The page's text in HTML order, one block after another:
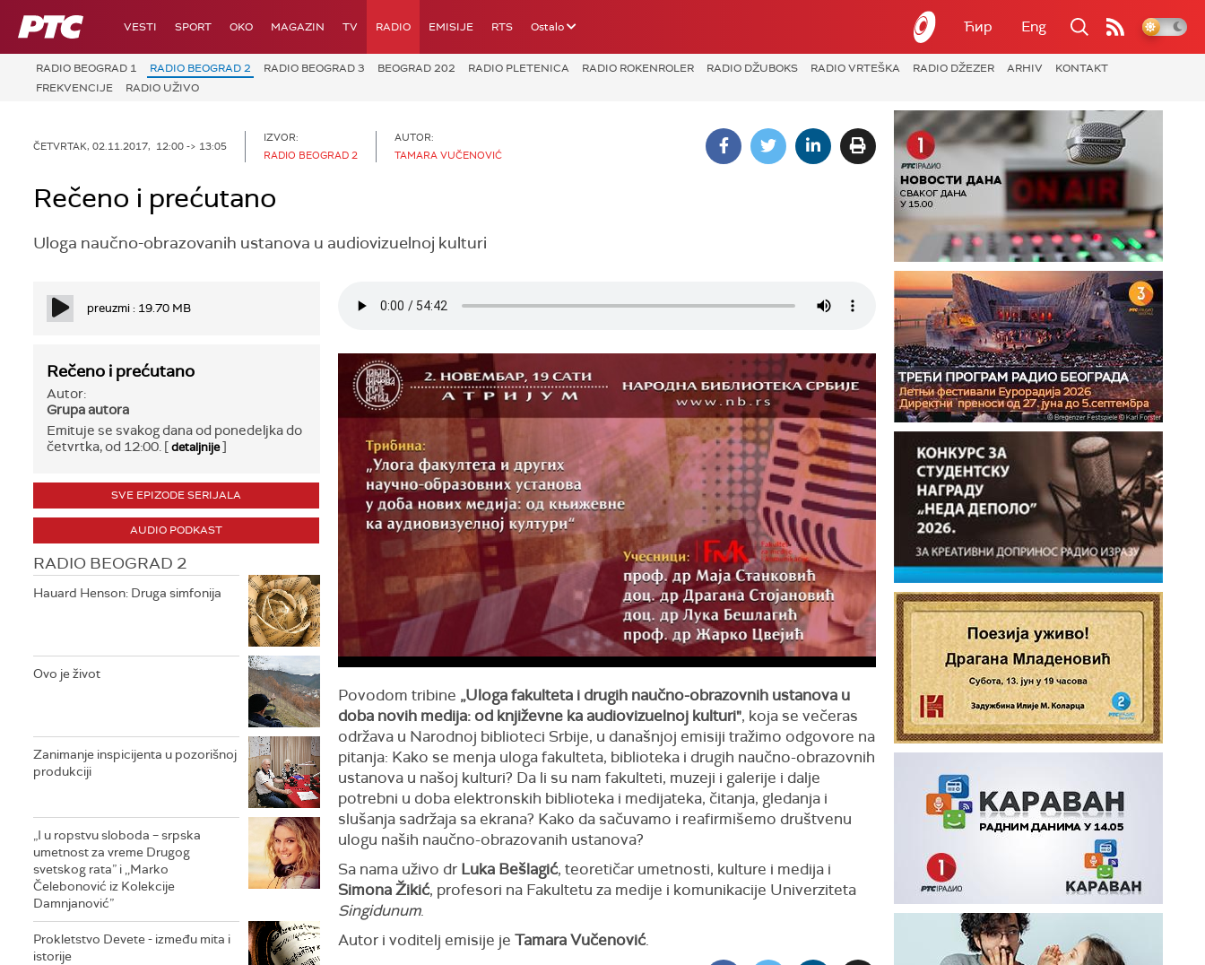
RTS VESTI SPORT OKO MAGAZIN TV RADIO EMISIJE RTS Ostalo Ћир Eng
RADIO BEOGRAD 1 RADIO BEOGRAD 2 RADIO BEOGRAD 3 BEOGRAD 202 RADIO PLETENICA RADIO ROKENROLER RADIO DŽUBOKS RADIO VRTEŠKA RADIO DŽEZER ARHIV
KONTAKT
FREKVENCIJE
RADIO UŽIVO
ČETVRTAK, 02.11.2017, 12:00 -> 13:05
IZVOR:
RADIO BEOGRAD 2
AUTOR:
TAMARA VUČENOVIĆ
Rečeno i prećutano
Uloga naučno-obrazovanih ustanova u audiovizuelnoj kulturi
preuzmi : 19.70 MB
Rečeno i prećutano
Autor:
Grupa autora
Emituje se svakog dana od ponedeljka do
četvrtka, od 12:00. [detaljnije]
SVE EPIZODE SERIJALA
AUDIO PODKAST
RADIO BEOGRAD 2
Hauard Henson: Druga simfonija
Ovo je život
Zanimanje inspicijenta u pozorišnoj
produkciji
„I u ropstvu sloboda – srpska
umetnost za vreme Drugog
svetskog rata” i ,,Marko
Čelebonović iz Kolekcije
Damnjanović”
Prokletstvo Devete - između mita i
istorije
Povodom tribine „Uloga fakulteta i drugih naučno-obrazovnih ustanova u
doba novih medija: od književne ka audiovizuelnoj kulturi", koja se večeras
održava u Narodnoj biblioteci Srbije, u današnjoj emisiji tražimo odgovore na
pitanja: Kako se menja uloga fakulteta, biblioteka i drugih naučno-obrazovnih
ustanova u našoj kulturi? Da li su nam fakulteti, muzeji i galerije i dalje
potrebni u doba elektronskih biblioteka i medijateka, čitanja, gledanja i
slušanja sadržaja sa ekrana? Kako da sačuvamo i reafirmišemo društvenu
ulogu naših naučno-obrazovanih ustanova?
Sa nama uživo dr Luka Bešlagić, teoretičar umetnosti, kulture i medija i
Simona Žikić, profesori na Fakultetu za medije i komunikacije Univerziteta
Singidunum.
Autor i voditelj emisije je Tamara Vučenović.